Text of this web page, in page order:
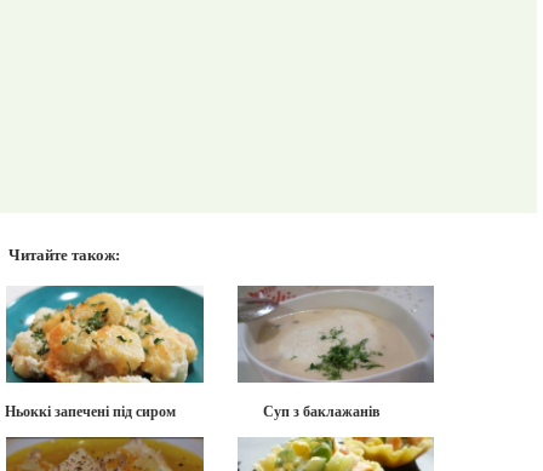
Читайте також:
Ньоккі запечені під сиром Суп з баклажанів